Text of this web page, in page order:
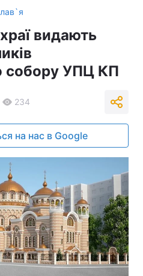
видають
собору УПЦ КП
234
на нас в Google